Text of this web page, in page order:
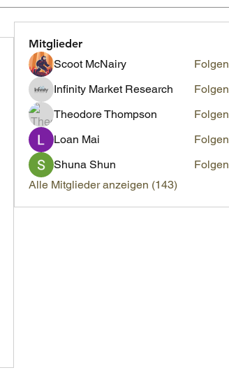
Mitglieder
Scoot McNairy
Folgen
Infinity Market Research
Folgen
Theodore Thompson
Folgen
Loan Mai
Folgen
Shuna Shun
Folgen
Alle Mitglieder anzeigen (143)